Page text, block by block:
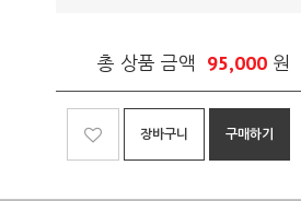
총 상품 금액 95,000 원
장바구니 구매하기